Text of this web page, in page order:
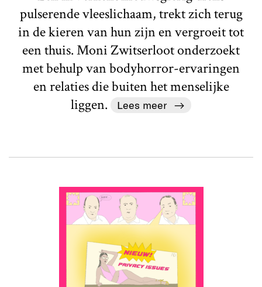
pulserende vleeslichaam, trekt zich terug
in de kieren van hun zijn en vergroeit tot
een thuis. Moni Zwitserloot onderzoekt
met behulp van bodyhorror-ervaringen
en relaties die buiten het menselijke
liggen.
Lees meer